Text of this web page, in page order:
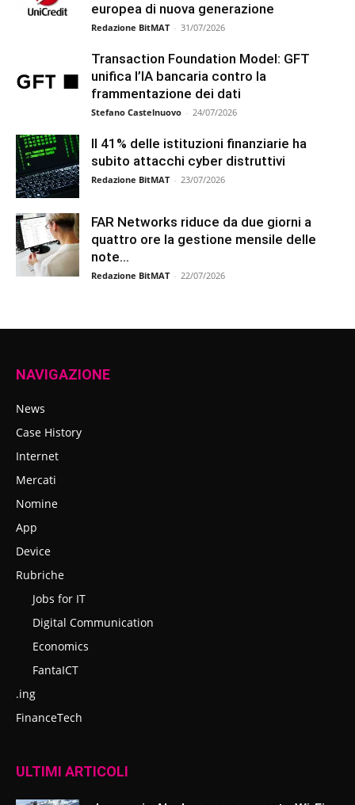
europea di nuova generazione
Redazione BitMAT - 31/07/2026
Transaction Foundation Model: GFT
unifica l’IA bancaria contro la
frammentazione dei dati
Stefano Castelnuovo - 24/07/2026
Il 41% delle istituzioni finanziarie ha
subito attacchi cyber distruttivi
Redazione BitMAT - 23/07/2026
FAR Networks riduce da due giorni a
quattro ore la gestione mensile delle
note...
Redazione BitMAT - 22/07/2026
NAVIGAZIONE
News
Case History
Internet
Mercati
Nomine
App
Device
Rubriche
Jobs for IT
Digital Communication
Economics
FantaICT
.ing
FinanceTech
ULTIMI ARTICOLI